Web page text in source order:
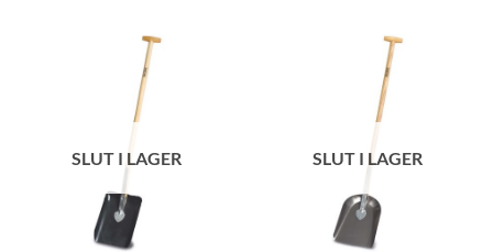
SLUT I LAGER SLUT I LAGER